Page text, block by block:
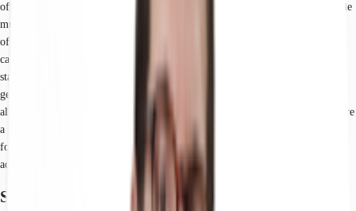
offrire ogni possibilità di wellbeing: al suo interno si trovano una conciergerie
multiservizi, spazi di co-working, un auditorium, un kindergarten, una ricca
offerta di F&B, una palestra, lockers per l'e-commerce, un car washing &
care, un servizio di parcheggio e un'area ad uso ciclofficina. Gli uffici sono
stati realizzati secondo gli standard di progetto ed esecuzione di ultima
generazione per garantire un ambiente lavorativo all'avanguardia ed orientato
all'innovazione. Tutti gli ambienti comuni sono consegnati completi di finiture
a pavimento e soffitti con impianti a vista in stile light industrial e saranno
forniti di tutti i comfort per assicurare ai dipendenti un ambiente ufficio
accogliente promotore di condivisione e collaborazione.
Spazi disponibili